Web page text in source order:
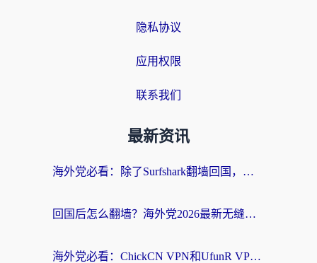
隐私协议
应用权限
联系我们
最新资讯
海外党必看：除了Surfshark翻墙回国，这些加速器选择技巧你真的懂吗？
回国后怎么翻墙？海外党2026最新无缝访问国内资源全攻略（附对比实测）
海外党必看：ChickCN VPN和UfunR VPN对比哪个回国效果更好？附实用选择指南